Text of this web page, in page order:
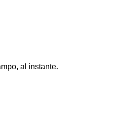
al instante.